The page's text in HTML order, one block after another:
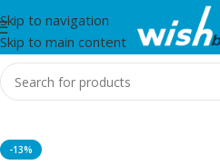
Skip to navigation
Skip to main content
Home/White Shark
-13%